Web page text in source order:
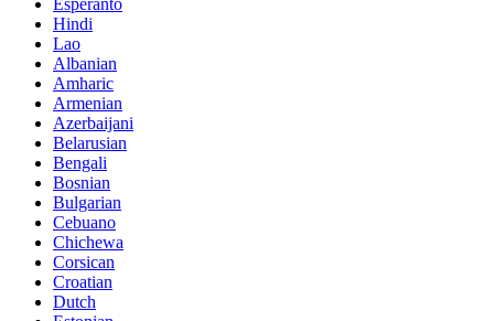
Hindi
Lao
Albanian
Amharic
Armenian
Azerbaijani
Belarusian
Bengali
Bosnian
Bulgarian
Cebuano
Chichewa
Corsican
Croatian
Dutch